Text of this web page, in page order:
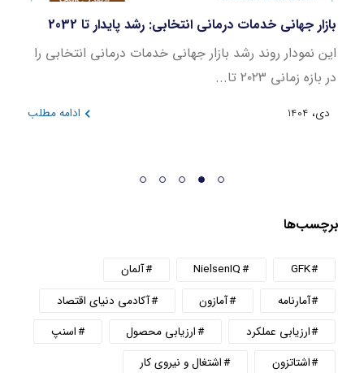
بازار جهانی خدمات درمانی انتخابی: رشد پایدار تا 2032
این نمودار روند رشد بازار جهانی خدمات درمانی انتخابی را
در بازه زمانی ۲۰۲۳ تا...
دی، 1404 ادامه مطلب
برچسب‌ها
GFK
NielsenIQ
آلمان
آمارنامه
آمازون
آکادمی دنیای اقتصاد
ارزیابی عملکرد
ارزیابی محصول
اسنپ
اشتاتزون
اشتغال و نیروی کار